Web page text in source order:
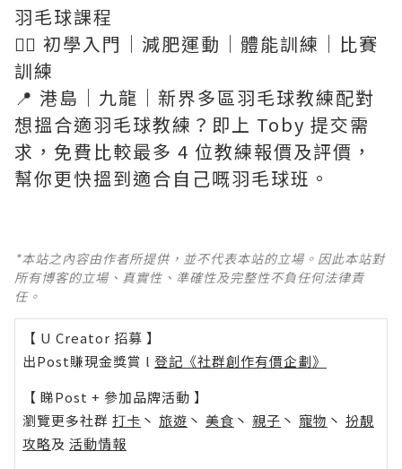
羽毛球課程
🏃‍♂️ 初學入門｜減肥運動｜體能訓練｜比賽
訓練
📍 港島｜九龍｜新界多區羽毛球教練配對
想搵合適羽毛球教練？即上 Toby 提交需
求，免費比較最多 4 位教練報價及評價，
幫你更快搵到適合自己嘅羽毛球班。
*本站之內容由作者所提供，並不代表本站的立場。因此本站對
所有博客的立場、真實性、準確性及完整性不負任何法律責
任。
【 U Creator 招募 】
出Post賺現金獎賞 l 登記《社群創作有價企劃》
【 睇Post + 參加品牌活動 】
瀏覽更多社群 打卡 丶 旅遊 丶 美食 丶 親子 丶 寵物 丶 扮靚
攻略及 活動情報